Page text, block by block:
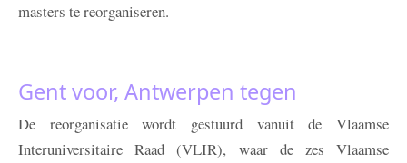
masters te reorganiseren.
Gent voor, Antwerpen tegen
De reorganisatie wordt gestuurd vanuit de Vlaamse
Interuniversitaire Raad (VLIR), waar de zes Vlaamse